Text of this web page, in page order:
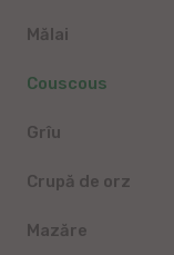
Mălai
Couscous
Grîu
Crupă de orz
Mazăre